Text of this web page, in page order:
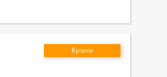
Купити